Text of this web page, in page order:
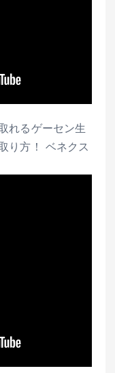
れるゲーセン生
り方！ ベネクス